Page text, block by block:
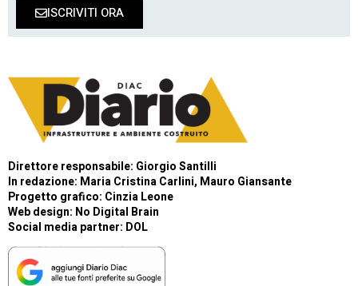
ISCRIVITI ORA
Direttore responsabile: Giorgio Santilli
In redazione: Maria Cristina Carlini, Mauro Giansante
Progetto grafico: Cinzia Leone
Web design: No Digital Brain
Social media partner: DOL